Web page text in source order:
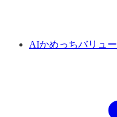
AIかめっちバリュー